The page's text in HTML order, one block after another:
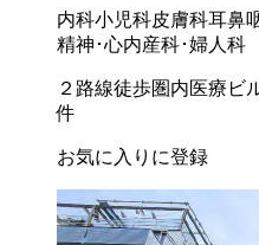
内科小児科皮膚科耳鼻
精神･心内産科･婦人科
２路線徒歩圏内医療ビ
件
お気に入りに登録